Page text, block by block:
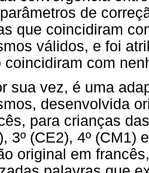
de
que coincidiram
válidos, e foi
coincidiram com
sua vez, é uma
desenvolvida
para crianças
3º (CE2), 4º (CM1)
original em